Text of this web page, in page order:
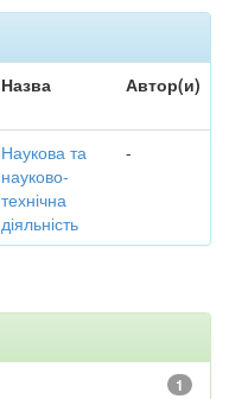
Назва Автор(и)
Наукова та
науково-
технічна
діяльність
-
1